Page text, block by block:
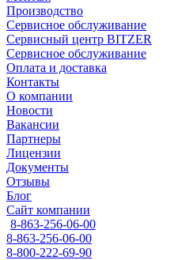
Производство
Сервисное обслуживание
Сервисный центр BITZER
Сервисное обслуживание
Оплата и доставка
Контакты
О компании
Новости
Вакансии
Партнеры
Лицензии
Документы
Отзывы
Блог
Сайт компании
8-863-256-06-00
8-863-256-06-00
8-800-222-69-90